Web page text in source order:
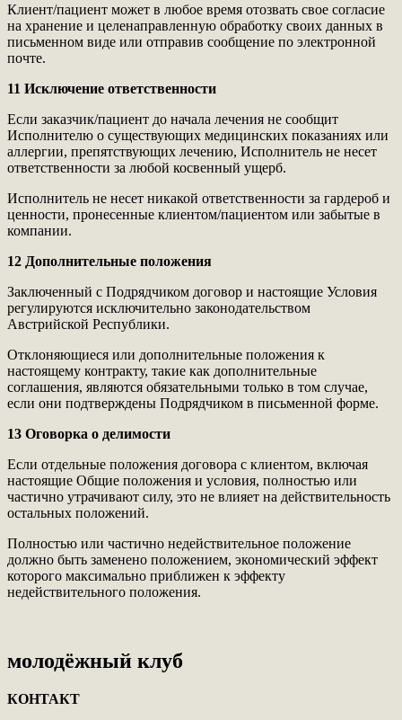
Клиент/пациент может в любое время отозвать свое согласие
на хранение и целенаправленную обработку своих данных в
письменном виде или отправив сообщение по электронной
почте.
11 Исключение ответственности
Если заказчик/пациент до начала лечения не сообщит
Исполнителю о существующих медицинских показаниях или
аллергии, препятствующих лечению, Исполнитель не несет
ответственности за любой косвенный ущерб.
Исполнитель не несет никакой ответственности за гардероб и
ценности, пронесенные клиентом/пациентом или забытые в
компании.
12 Дополнительные положения
Заключенный с Подрядчиком договор и настоящие Условия
регулируются исключительно законодательством
Австрийской Республики.
Отклоняющиеся или дополнительные положения к
настоящему контракту, такие как дополнительные
соглашения, являются обязательными только в том случае,
если они подтверждены Подрядчиком в письменной форме.
13 Оговорка о делимости
Если отдельные положения договора с клиентом, включая
настоящие Общие положения и условия, полностью или
частично утрачивают силу, это не влияет на действительность
остальных положений.
Полностью или частично недействительное положение
должно быть заменено положением, экономический эффект
которого максимально приближен к эффекту
недействительного положения.
молодёжный клуб
КОНТАКТ